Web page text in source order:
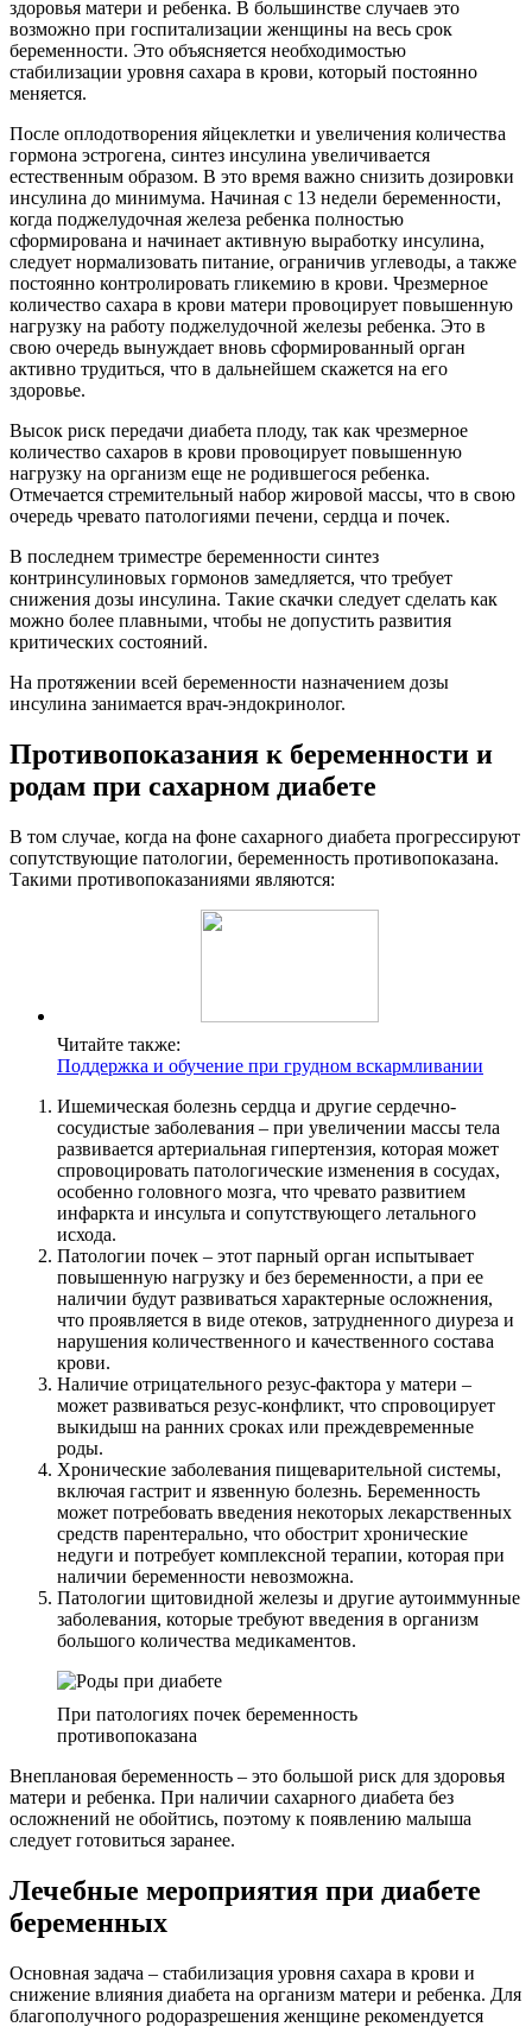
здоровья матери и ребенка. В большинстве случаев это
возможно при госпитализации женщины на весь срок
беременности. Это объясняется необходимостью
стабилизации уровня сахара в крови, который постоянно
меняется.
После оплодотворения яйцеклетки и увеличения количества
гормона эстрогена, синтез инсулина увеличивается
естественным образом. В это время важно снизить дозировки
инсулина до минимума. Начиная с 13 недели беременности,
когда поджелудочная железа ребенка полностью
сформирована и начинает активную выработку инсулина,
следует нормализовать питание, ограничив углеводы, а также
постоянно контролировать гликемию в крови. Чрезмерное
количество сахара в крови матери провоцирует повышенную
нагрузку на работу поджелудочной железы ребенка. Это в
свою очередь вынуждает вновь сформированный орган
активно трудиться, что в дальнейшем скажется на его
здоровье.
Высок риск передачи диабета плоду, так как чрезмерное
количество сахаров в крови провоцирует повышенную
нагрузку на организм еще не родившегося ребенка.
Отмечается стремительный набор жировой массы, что в свою
очередь чревато патологиями печени, сердца и почек.
В последнем триместре беременности синтез
контринсулиновых гормонов замедляется, что требует
снижения дозы инсулина. Такие скачки следует сделать как
можно более плавными, чтобы не допустить развития
критических состояний.
На протяжении всей беременности назначением дозы
инсулина занимается врач-эндокринолог.
Противопоказания к беременности и
родам при сахарном диабете
В том случае, когда на фоне сахарного диабета прогрессируют
сопутствующие патологии, беременность противопоказана.
Такими противопоказаниями являются:
Читайте также:
Поддержка и обучение при грудном вскармливании
Ишемическая болезнь сердца и другие сердечно-
сосудистые заболевания – при увеличении массы тела
развивается артериальная гипертензия, которая может
спровоцировать патологические изменения в сосудах,
особенно головного мозга, что чревато развитием
инфаркта и инсульта и сопутствующего летального
исхода.
Патологии почек – этот парный орган испытывает
повышенную нагрузку и без беременности, а при ее
наличии будут развиваться характерные осложнения,
что проявляется в виде отеков, затрудненного диуреза и
нарушения количественного и качественного состава
крови.
Наличие отрицательного резус-фактора у матери –
может развиваться резус-конфликт, что спровоцирует
выкидыш на ранних сроках или преждевременные
роды.
Хронические заболевания пищеварительной системы,
включая гастрит и язвенную болезнь. Беременность
может потребовать введения некоторых лекарственных
средств парентерально, что обострит хронические
недуги и потребует комплексной терапии, которая при
наличии беременности невозможна.
Патологии щитовидной железы и другие аутоиммунные
заболевания, которые требуют введения в организм
большого количества медикаментов.
При патологиях почек беременность
противопоказана
Внеплановая беременность – это большой риск для здоровья
матери и ребенка. При наличии сахарного диабета без
осложнений не обойтись, поэтому к появлению малыша
следует готовиться заранее.
Лечебные мероприятия при диабете
беременных
Основная задача – стабилизация уровня сахара в крови и
снижение влияния диабета на организм матери и ребенка. Для
благополучного родоразрешения женщине рекомендуется